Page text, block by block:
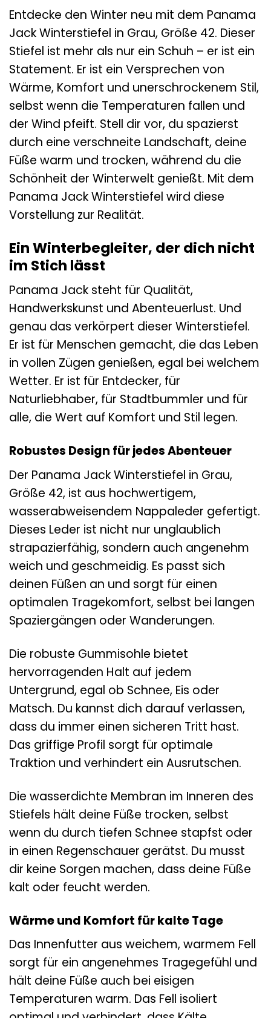
Entdecke den Winter neu mit dem Panama
Jack Winterstiefel in Grau, Größe 42. Dieser
Stiefel ist mehr als nur ein Schuh – er ist ein
Statement. Er ist ein Versprechen von
Wärme, Komfort und unerschrockenem Stil,
selbst wenn die Temperaturen fallen und
der Wind pfeift. Stell dir vor, du spazierst
durch eine verschneite Landschaft, deine
Füße warm und trocken, während du die
Schönheit der Winterwelt genießt. Mit dem
Panama Jack Winterstiefel wird diese
Vorstellung zur Realität.
Ein Winterbegleiter, der dich nicht
im Stich lässt
Panama Jack steht für Qualität,
Handwerkskunst und Abenteuerlust. Und
genau das verkörpert dieser Winterstiefel.
Er ist für Menschen gemacht, die das Leben
in vollen Zügen genießen, egal bei welchem
Wetter. Er ist für Entdecker, für
Naturliebhaber, für Stadtbummler und für
alle, die Wert auf Komfort und Stil legen.
Robustes Design für jedes Abenteuer
Der Panama Jack Winterstiefel in Grau,
Größe 42, ist aus hochwertigem,
wasserabweisendem Nappaleder gefertigt.
Dieses Leder ist nicht nur unglaublich
strapazierfähig, sondern auch angenehm
weich und geschmeidig. Es passt sich
deinen Füßen an und sorgt für einen
optimalen Tragekomfort, selbst bei langen
Spaziergängen oder Wanderungen.
Die robuste Gummisohle bietet
hervorragenden Halt auf jedem
Untergrund, egal ob Schnee, Eis oder
Matsch. Du kannst dich darauf verlassen,
dass du immer einen sicheren Tritt hast.
Das griffige Profil sorgt für optimale
Traktion und verhindert ein Ausrutschen.
Die wasserdichte Membran im Inneren des
Stiefels hält deine Füße trocken, selbst
wenn du durch tiefen Schnee stapfst oder
in einen Regenschauer gerätst. Du musst
dir keine Sorgen machen, dass deine Füße
kalt oder feucht werden.
Wärme und Komfort für kalte Tage
Das Innenfutter aus weichem, warmem Fell
sorgt für ein angenehmes Tragegefühl und
hält deine Füße auch bei eisigen
Temperaturen warm. Das Fell isoliert